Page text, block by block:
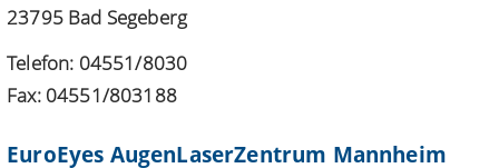
23795 Bad Segeberg
Telefon: 04551/8030
Fax: 04551/803188
EuroEyes AugenLaserZentrum Mannheim